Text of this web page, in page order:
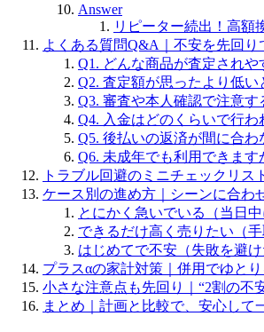
Answer
リピーター続出！高額
よくある質問Q&A｜不安を先回り
Q1. どんな商品が査定されや
Q2. 査定額が思ったより低い
Q3. 審査や本人確認で注意す
Q4. 入金はどのくらいで行わ
Q5. 後払いの返済が間に合
Q6. 未成年でも利用できます
トラブル回避のミニチェックリス
ケース別の進め方｜シーンに合わ
とにかく急いでいる（当日中
できるだけ高く売りたい（手
はじめてで不安（失敗を避け
プラスαの家計対策｜併用でゆと
小さな注意点も先回り｜“2割の不
まとめ｜計画と比較で、安心して